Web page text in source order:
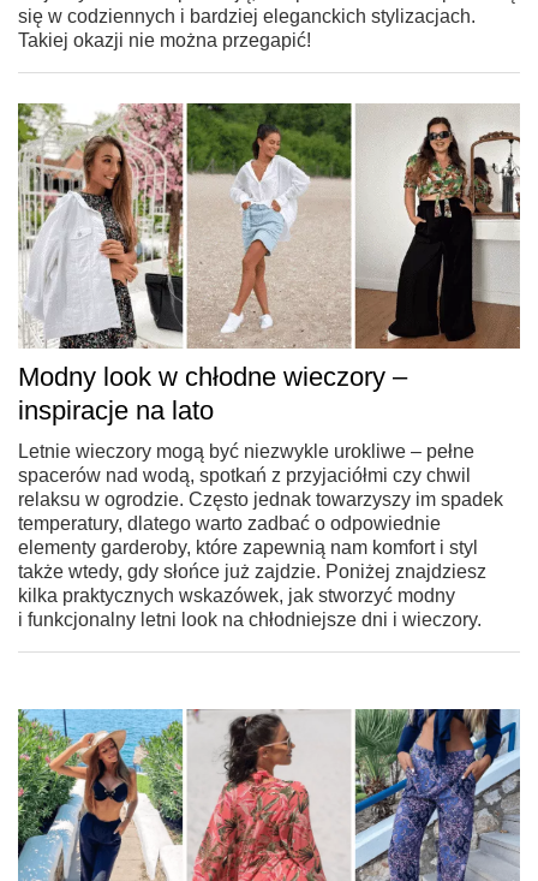
się w codziennych i bardziej eleganckich stylizacjach.
Takiej okazji nie można przegapić!
Modny look w chłodne wieczory –
inspiracje na lato
Letnie wieczory mogą być niezwykle urokliwe – pełne
spacerów nad wodą, spotkań z przyjaciółmi czy chwil
relaksu w ogrodzie. Często jednak towarzyszy im spadek
temperatury, dlatego warto zadbać o odpowiednie
elementy garderoby, które zapewnią nam komfort i styl
także wtedy, gdy słońce już zajdzie. Poniżej znajdziesz
kilka praktycznych wskazówek, jak stworzyć modny
i funkcjonalny letni look na chłodniejsze dni i wieczory.